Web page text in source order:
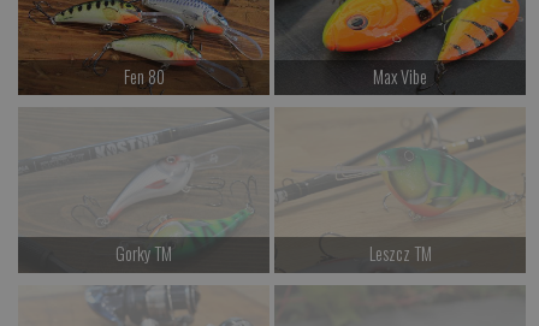
Fen 80
od 42.00 PLN
Kup teraz >
Max Vibe
od 67.00 PLN
Kup teraz >
Gorky TM
Czekamy na dostawę
Leszcz TM
Czekamy na dostawę